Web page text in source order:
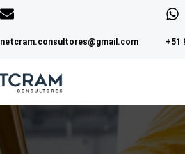
+51
netcram.consultores@gmail.com